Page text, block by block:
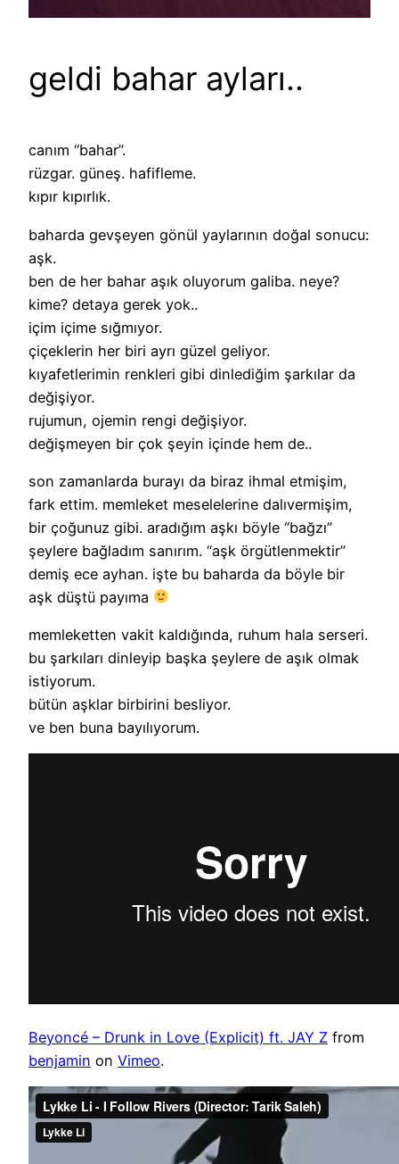
geldi bahar ayları..
canım “bahar”.
rüzgar. güneş. hafifleme.
kıpır kıpırlık.
baharda gevşeyen gönül yaylarının doğal sonucu:
aşk.
ben de her bahar aşık oluyorum galiba. neye?
kime? detaya gerek yok..
içim içime sığmıyor.
çiçeklerin her biri ayrı güzel geliyor.
kıyafetlerimin renkleri gibi dinlediğim şarkılar da
değişiyor.
rujumun, ojemin rengi değişiyor.
değişmeyen bir çok şeyin içinde hem de..
son zamanlarda burayı da biraz ihmal etmişim,
fark ettim. memleket meselelerine dalıvermişim,
bir çoğunuz gibi. aradığım aşkı böyle “bağzı”
şeylere bağladım sanırım. “aşk örgütlenmektir”
demiş ece ayhan. işte bu baharda da böyle bir
aşk düştü payıma
memleketten vakit kaldığında, ruhum hala serseri.
bu şarkıları dinleyip başka şeylere de aşık olmak
istiyorum.
bütün aşklar birbirini besliyor.
ve ben buna bayılıyorum.
Beyoncé – Drunk in Love (Explicit) ft. JAY Z from
benjamin on Vimeo.